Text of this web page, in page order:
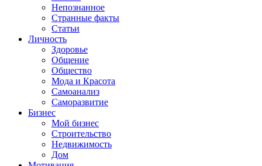
Непознанное
Странные факты
Статьи
Личность
Здоровье
Общение
Общество
Мода и Красота
Самоанализ
Саморазвитие
Бизнес
Мой бизнес
Строительство
Недвижимость
Дом